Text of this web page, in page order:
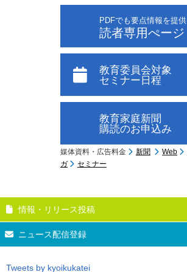
PDFでも要点情報を提供
読者専用ぺージ
教育委員会対象
セミナー日程
教育家庭新聞
購読のお申込み
媒体資料・広告料金 新聞 Web
ガ
セミナー
情報・リリース投稿
ニュース配信登録
Tweets by kyoikukatei